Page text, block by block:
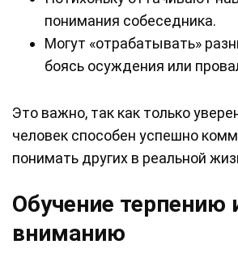
понимания собеседника.
Могут «отрабатывать»
боясь осуждения или
Это важно, так как только
человек способен успешно
понимать других в реальной
Обучение терпению
вниманию